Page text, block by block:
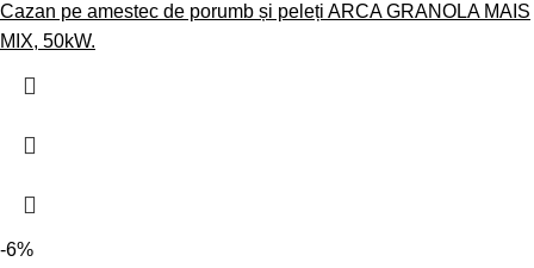
Cazan pe amestec de porumb și peleți ARCA GRANOLA MAIS
MIX, 50kW.
-6%